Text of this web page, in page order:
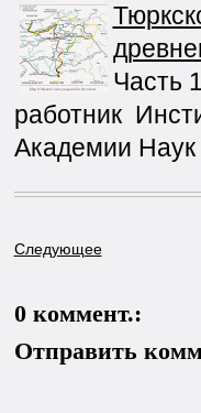
Часть
работник
Академии
Следующее
0 коммент.:
Отправить